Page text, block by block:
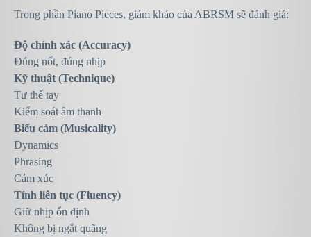
Trong phần Piano Pieces, giám khảo của ABRSM sẽ đánh giá:
Độ chính xác (Accuracy)
Đúng nốt, đúng nhịp
Kỹ thuật (Technique)
Tư thế tay
Kiểm soát âm thanh
Biểu cảm (Musicality)
Dynamics
Phrasing
Cảm xúc
Tính liên tục (Fluency)
Giữ nhịp ổn định
Không bị ngắt quãng